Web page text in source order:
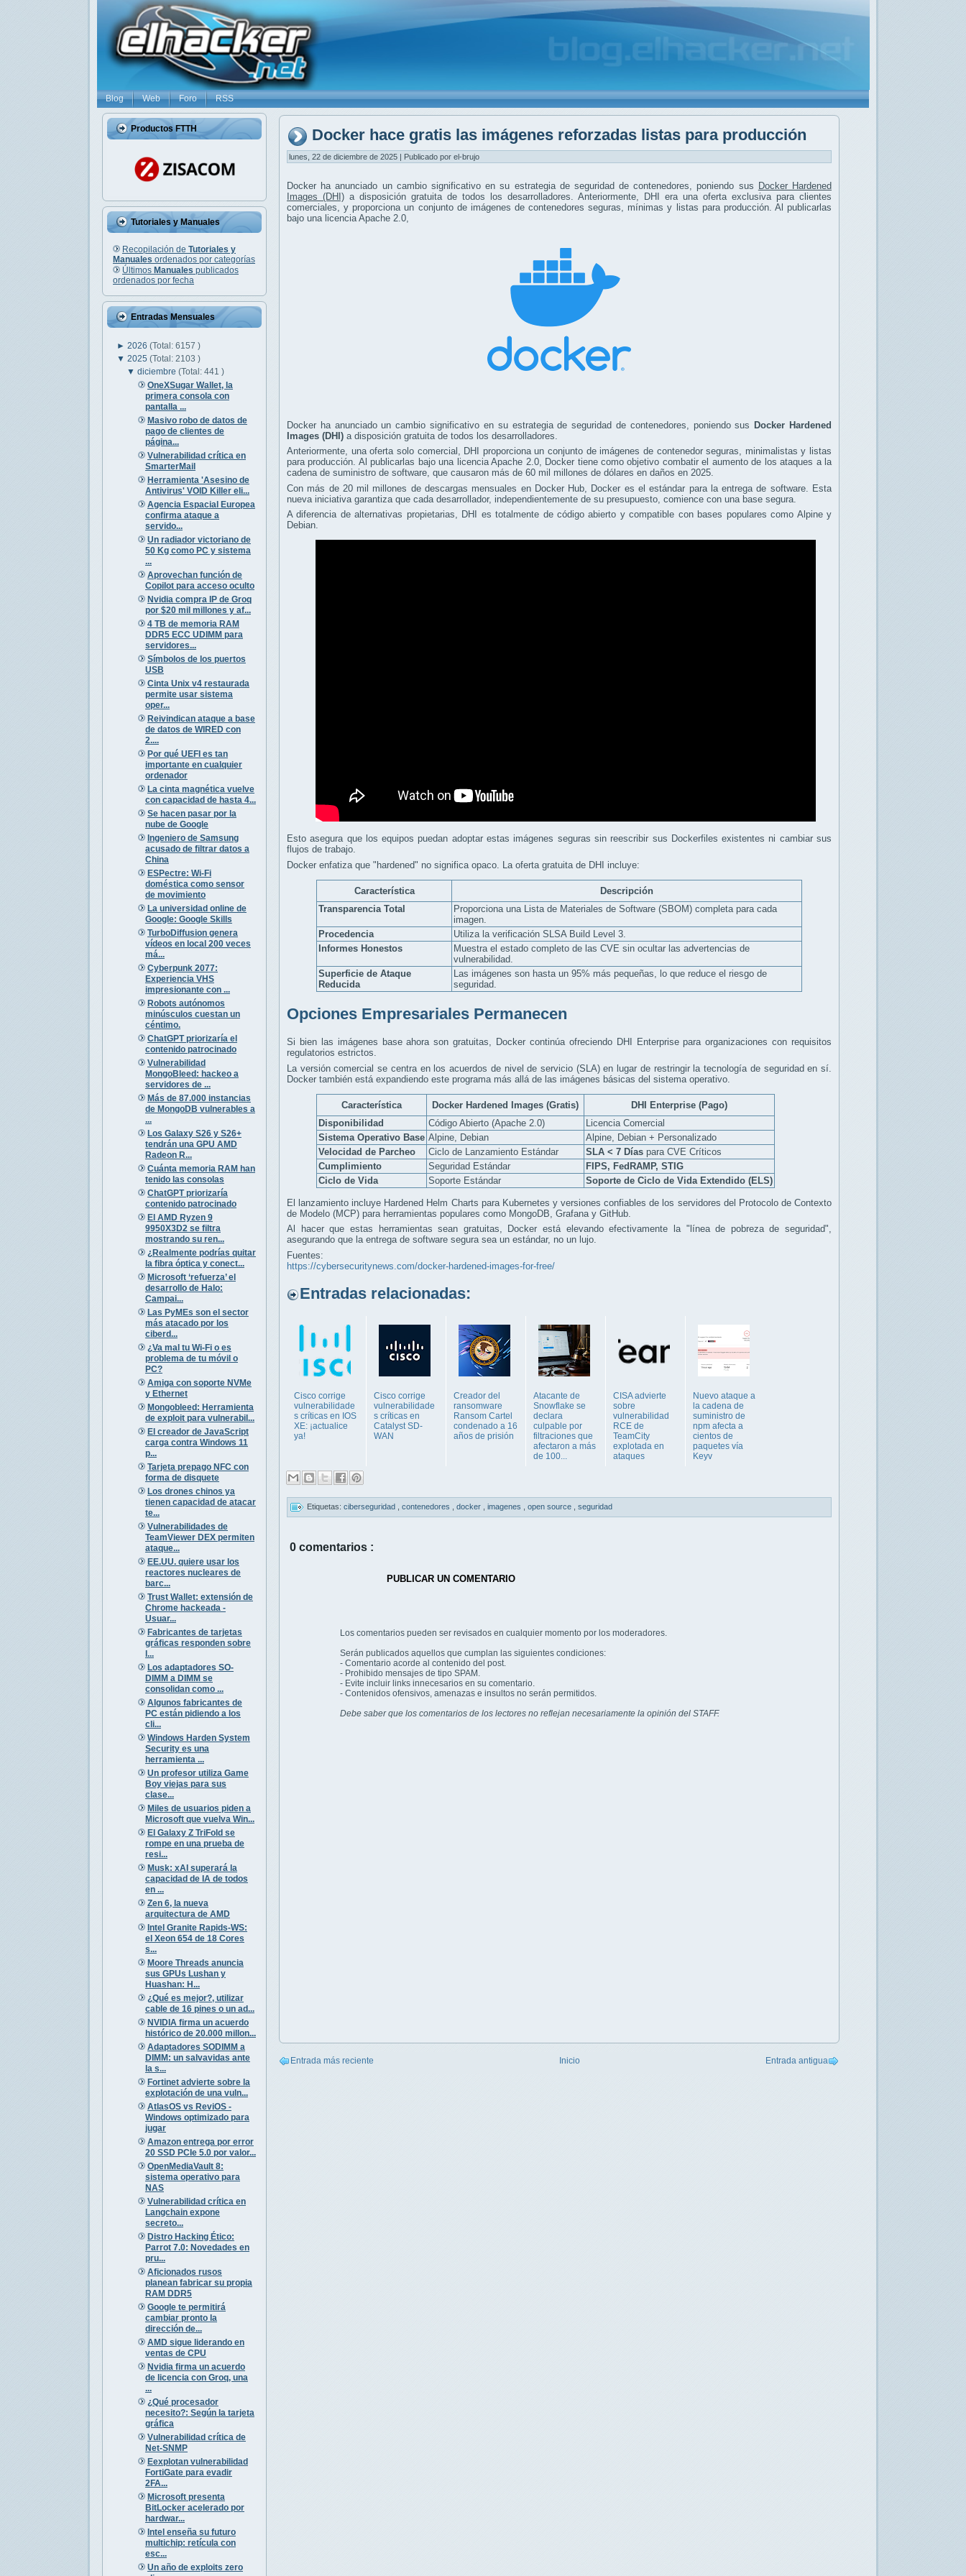
Blog Web Foro RSS
Productos FTTH
Tutoriales y Manuales
Recopilación de Tutoriales y
Manuales ordenados por categorías
Últimos Manuales publicados
ordenados por fecha
Entradas Mensuales
► 2026 (Total: 6157 )
▼ 2025 (Total: 2103 )
▼diciembre(Total: 441 )
OneXSugar Wallet, la
primera consola con
pantalla ...
Masivo robo de datos de
pago de clientes de
página...
Vulnerabilidad crítica en
SmarterMail
Herramienta 'Asesino de
Antivirus' VOID Killer eli...
Agencia Espacial Europea
confirma ataque a
servido...
Un radiador victoriano de
50 Kg como PC y sistema
...
Aprovechan función de
Copilot para acceso oculto
Nvidia compra IP de Groq
por $20 mil millones y af...
4 TB de memoria RAM
DDR5 ECC UDIMM para
servidores...
Símbolos de los puertos
USB
Cinta Unix v4 restaurada
permite usar sistema
oper...
Reivindican ataque a base
de datos de WIRED con
2....
Por qué UEFI es tan
importante en cualquier
ordenador
La cinta magnética vuelve
con capacidad de hasta 4...
Se hacen pasar por la
nube de Google
Ingeniero de Samsung
acusado de filtrar datos a
China
ESPectre: Wi-Fi
doméstica como sensor
de movimiento
La universidad online de
Google: Google Skills
TurboDiffusion genera
vídeos en local 200 veces
má...
Cyberpunk 2077:
Experiencia VHS
impresionante con ...
Robots autónomos
minúsculos cuestan un
céntimo.
ChatGPT priorizaría el
contenido patrocinado
Vulnerabilidad
MongoBleed: hackeo a
servidores de ...
Más de 87.000 instancias
de MongoDB vulnerables a
...
Los Galaxy S26 y S26+
tendrán una GPU AMD
Radeon R...
Cuánta memoria RAM han
tenido las consolas
ChatGPT priorizaría
contenido patrocinado
El AMD Ryzen 9
9950X3D2 se filtra
mostrando su ren...
¿Realmente podrías quitar
la fibra óptica y conect...
Microsoft ‘refuerza’ el
desarrollo de Halo:
Campai...
Las PyMEs son el sector
más atacado por los
ciberd...
¿Va mal tu Wi-Fi o es
problema de tu móvil o
PC?
Amiga con soporte NVMe
y Ethernet
Mongobleed: Herramienta
de exploit para vulnerabil...
El creador de JavaScript
carga contra Windows 11
p...
Tarjeta prepago NFC con
forma de disquete
Los drones chinos ya
tienen capacidad de atacar
te...
Vulnerabilidades de
TeamViewer DEX permiten
ataque...
EE.UU. quiere usar los
reactores nucleares de
barc...
Trust Wallet: extensión de
Chrome hackeada -
Usuar...
Fabricantes de tarjetas
gráficas responden sobre
l...
Los adaptadores SO-
DIMM a DIMM se
consolidan como ...
Algunos fabricantes de
PC están pidiendo a los
cli...
Windows Harden System
Security es una
herramienta ...
Un profesor utiliza Game
Boy viejas para sus
clase...
Miles de usuarios piden a
Microsoft que vuelva Win...
El Galaxy Z TriFold se
rompe en una prueba de
resi...
Musk: xAI superará la
capacidad de IA de todos
en ...
Zen 6, la nueva
arquitectura de AMD
Intel Granite Rapids-WS:
el Xeon 654 de 18 Cores
s...
Moore Threads anuncia
sus GPUs Lushan y
Huashan: H...
¿Qué es mejor?, utilizar
cable de 16 pines o un ad...
NVIDIA firma un acuerdo
histórico de 20.000 millon...
Adaptadores SODIMM a
DIMM: un salvavidas ante
la s...
Fortinet advierte sobre la
explotación de una vuln...
AtlasOS vs ReviOS -
Windows optimizado para
jugar
Amazon entrega por error
20 SSD PCIe 5.0 por valor...
OpenMediaVault 8:
sistema operativo para
NAS
Vulnerabilidad crítica en
Langchain expone
secreto...
Distro Hacking Ético:
Parrot 7.0: Novedades en
pru...
Aficionados rusos
planean fabricar su propia
RAM DDR5
Google te permitirá
cambiar pronto la
dirección de...
AMD sigue liderando en
ventas de CPU
Nvidia firma un acuerdo
de licencia con Groq, una
...
¿Qué procesador
necesito?: Según la tarjeta
gráfica
Vulnerabilidad crítica de
Net-SNMP
Eexplotan vulnerabilidad
FortiGate para evadir
2FA...
Microsoft presenta
BitLocker acelerado por
hardwar...
Intel enseña su futuro
multichip: retícula con
esc...
Un año de exploits zero
Docker hace gratis las imágenes reforzadas listas para producción
lunes, 22 de diciembre de 2025 | Publicado por el-brujo
Docker ha anunciado un cambio significativo en su estrategia de seguridad de contenedores, poniendo sus Docker Hardened
Images (DHI) a disposición gratuita de todos los desarrolladores. Anteriormente, DHI era una oferta exclusiva para clientes
comerciales, y proporciona un conjunto de imágenes de contenedores seguras, mínimas y listas para producción. Al publicarlas
bajo una licencia Apache 2.0,
Docker ha anunciado un cambio significativo en su estrategia de seguridad de contenedores, poniendo sus Docker Hardened
Images (DHI) a disposición gratuita de todos los desarrolladores.
Anteriormente, una oferta solo comercial, DHI proporciona un conjunto de imágenes de contenedor seguras, minimalistas y listas
para producción. Al publicarlas bajo una licencia Apache 2.0, Docker tiene como objetivo combatir el aumento de los ataques a la
cadena de suministro de software, que causaron más de 60 mil millones de dólares en daños en 2025.
Con más de 20 mil millones de descargas mensuales en Docker Hub, Docker es el estándar para la entrega de software. Esta
nueva iniciativa garantiza que cada desarrollador, independientemente de su presupuesto, comience con una base segura.
A diferencia de alternativas propietarias, DHI es totalmente de código abierto y compatible con bases populares como Alpine y
Debian.
Esto asegura que los equipos puedan adoptar estas imágenes seguras sin reescribir sus Dockerfiles existentes ni cambiar sus
flujos de trabajo.
Docker enfatiza que "hardened" no significa opaco. La oferta gratuita de DHI incluye:
Característica
Descripción
Transparencia Total
Proporciona una Lista de Materiales de Software (SBOM) completa para cada
imagen.
Procedencia
Utiliza la verificación SLSA Build Level 3.
Informes Honestos
Muestra el estado completo de las CVE sin ocultar las advertencias de
vulnerabilidad.
Superficie de Ataque
Reducida
Las imágenes son hasta un 95% más pequeñas, lo que reduce el riesgo de
seguridad.
Opciones Empresariales Permanecen
Si bien las imágenes base ahora son gratuitas, Docker continúa ofreciendo DHI Enterprise para organizaciones con requisitos
regulatorios estrictos.
La versión comercial se centra en los acuerdos de nivel de servicio (SLA) en lugar de restringir la tecnología de seguridad en sí.
Docker también está expandiendo este programa más allá de las imágenes básicas del sistema operativo.
Característica Docker Hardened Images (Gratis)
DHI Enterprise (Pago)
Disponibilidad
Código Abierto (Apache 2.0)
Licencia Comercial
Sistema Operativo Base Alpine, Debian
Alpine, Debian + Personalizado
Velocidad de Parcheo
Ciclo de Lanzamiento Estándar SLA < 7 Días para CVE Críticos
Cumplimiento
Seguridad Estándar
FIPS, FedRAMP, STIG
Ciclo de Vida
Soporte Estándar Soporte de Ciclo de Vida Extendido (ELS)
El lanzamiento incluye Hardened Helm Charts para Kubernetes y versiones confiables de los servidores del Protocolo de Contexto
de Modelo (MCP) para herramientas populares como MongoDB, Grafana y GitHub.
Al hacer que estas herramientas sean gratuitas, Docker está elevando efectivamente la "línea de pobreza de seguridad",
asegurando que la entrega de software segura sea un estándar, no un lujo.
Fuentes:
https://cybersecuritynews.com/docker-hardened-images-for-free/
Entradas relacionadas:
Cisco corrige
vulnerabilidade
s críticas en IOS
XE: ¡actualice
ya!
Cisco corrige
vulnerabilidade
s críticas en
Catalyst SD-
WAN
Creador del
ransomware
Ransom Cartel
condenado a 16
años de prisión
Atacante de
Snowflake se
declara
culpable por
filtraciones que
afectaron a más
de 100...
CISA advierte
sobre
vulnerabilidad
RCE de
TeamCity
explotada en
ataques
Nuevo ataque a
la cadena de
suministro de
npm afecta a
cientos de
paquetes vía
Keyv
Etiquetas: ciberseguridad contenedores docker imagenes open source seguridad
0 comentarios :
PUBLICAR UN COMENTARIO
Los comentarios pueden ser revisados en cualquier momento por los moderadores.
Serán publicados aquellos que cumplan las siguientes condiciones:
- Comentario acorde al contenido del post.
- Prohibido mensajes de tipo SPAM.
- Evite incluir links innecesarios en su comentario.
- Contenidos ofensivos, amenazas e insultos no serán permitidos.
Debe saber que los comentarios de los lectores no reflejan necesariamente la opinión del STAFF.
Entrada más reciente Entrada antigua
Inicio